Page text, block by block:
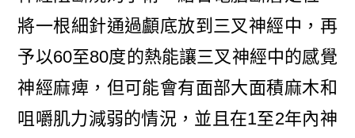
將一根細針通過顱底放到三叉神經中，再
予以60至80度的熱能讓三叉神經中的感覺
神經麻痺，但可能會有面部大面積麻木和
咀嚼肌力減弱的情況，並且在1至2年內神